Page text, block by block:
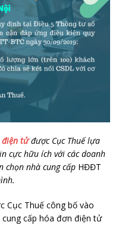
điện tửđược Cục Thuế lựa
cực hữu ích với các doanh
chọn nhà cung cấp HĐĐT
Cục Thuế công bố vào
cấp hóa đơn điện tử